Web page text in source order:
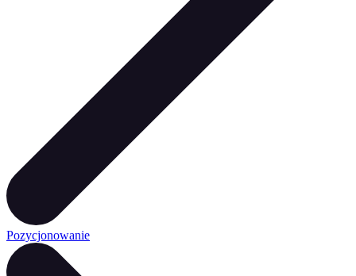
Pozycjonowanie